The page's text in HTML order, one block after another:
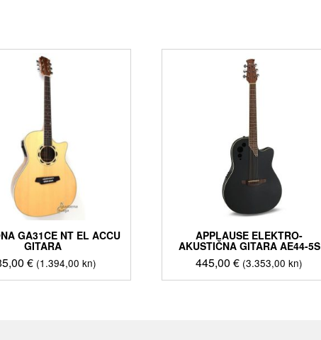
GA31CE NT EL ACCU
GITARA
€ (1.394,00 kn)
APPLAUSE ELEKTRO-
AKUSTIČNA GITARA AE44-5S
445,00€ (3.353,00 kn)